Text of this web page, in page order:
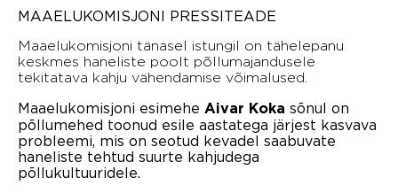
MAAELUKOMISJONI PRESSITEADE
Maaelukomisjoni tänasel istungil on tähelepanu
keskmes haneliste poolt põllumajandusele
tekitatava kahju vähendamise võimalused.
Maaelukomisjoni esimehe Aivar Koka sõnul on
põllumehed toonud esile aastatega järjest kasvava
probleemi, mis on seotud kevadel saabuvate
haneliste tehtud suurte kahjudega
põllukultuuridele.